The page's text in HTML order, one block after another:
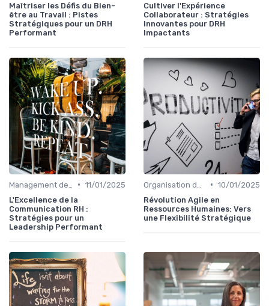
Maîtriser les Défis du Bien-
être au Travail : Pistes
Stratégiques pour un DRH
Performant
Cultiver l'Expérience
Collaborateur : Stratégies
Innovantes pour DRH
Impactants
• 11/01/2025
L'Excellence de la
Communication RH :
Stratégies pour un
Leadership Performant
• 10/01/2025
Révolution Agile en
Ressources Humaines: Vers
une Flexibilité Stratégique